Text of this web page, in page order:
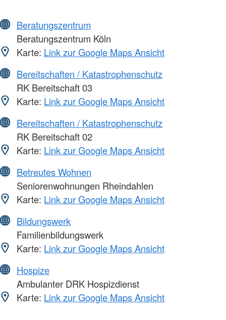
Beratungszentrum
Beratungszentrum Köln
Karte: Link zur Google Maps Ansicht
Bereitschaften / Katastrophenschutz
RK Bereitschaft 03
Karte: Link zur Google Maps Ansicht
Bereitschaften / Katastrophenschutz
RK Bereitschaft 02
Karte: Link zur Google Maps Ansicht
Betreutes Wohnen
Seniorenwohnungen Rheindahlen
Karte: Link zur Google Maps Ansicht
Bildungswerk
Familienbildungswerk
Karte: Link zur Google Maps Ansicht
Hospize
Ambulanter DRK Hospizdienst
Karte: Link zur Google Maps Ansicht